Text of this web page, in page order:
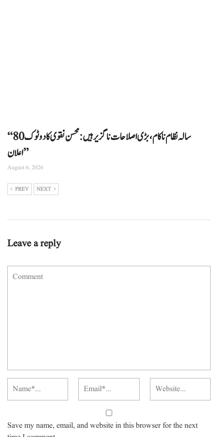
“80 سالہ نظام ناکام، بڑی اصلاحات ناگزیر ہیں: محسن نقوی کا دوٹوک
اعلان”
August 6, 2026
PREV NEXT
Leave a reply
Save my name, email, and website in this browser for the next